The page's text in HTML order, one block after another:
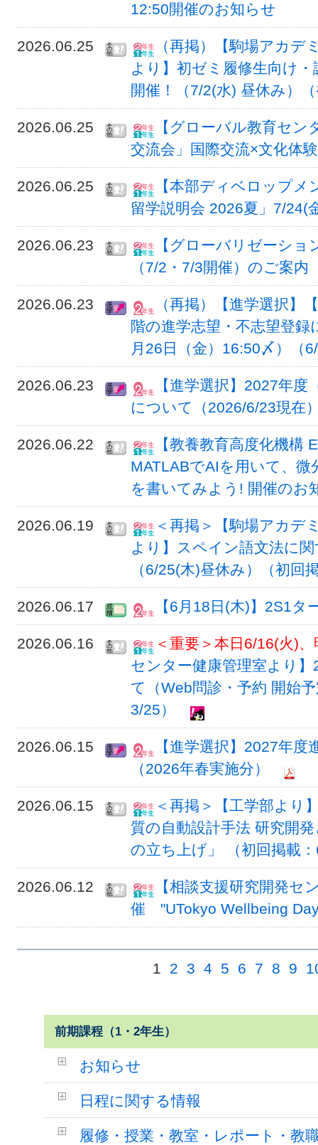
12:50開催のお知らせ
2026.06.25
（再掲）【駒場アカ
より】初ゼミ履修生向け
開催！（7/2(水) 昼休み）
2026.06.25
【グローバル教育セン
交流会」国際交流×文化体
2026.06.25
【本部ディベロップ
留学説明会 2026夏」7/24(
2026.06.23
【グローバリゼーシ
（7/2・7/3開催）のご案内
2026.06.23
（再掲）【進学選択
階の進学志望・不志望登
月26日（金）16:50〆）（
2026.06.23
【進学選択】2027年
について（2026/6/23現在
2026.06.22
【教養教育高度化機構
MATLABでAIを用いて、
を書いてみよう! 開催のお
2026.06.19
＜再掲＞【駒場アカデ
より】スペイン語文法に
（6/25(木)昼休み）（初回
2026.06.17 【6月18日(木)】2S1タ
2026.06.16
＜重要＞本日6/16(火)
センター健康管理室より
て（Web問診・予約 開始
3/25）
2026.06.15
【進学選択】2027年
（2026年春実施分）
2026.06.15
＜再掲＞【工学部より
質の自動設計手法 研究開
の立ち上げ」 （初回掲載
2026.06.12
【相談支援研究開発セ
催 "UTokyo Wellbeing
1 2 3 4 5 6 7 8 9
前期課程（1・2年生）
お知らせ
日程に関する情報
履修・授業・教室・レポート・教